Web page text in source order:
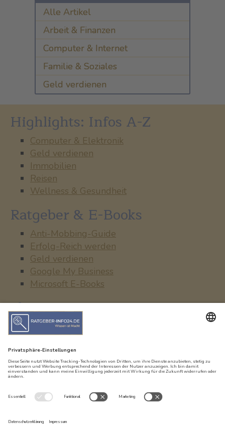
Alle Artikel
Arbeit & Finanzen
Computer & Internet
Familie & Soziales
Geld verdienen
Highlights: Infos A-Z
Computer & Elektronik
Geld verdienen
Immobilien
Reisen
Wellness & Gesundheit
Ratgeber & E-Books
Anti-Mobbing-Guide
Erfolg-Reich werden
Geld verdienen
Google My Business
Microsoft E-Books
Shopping-Tipps
Bücher, Musik & Videos
Elektronik, Handy & PC
Immobilien
Online-Games
Web-Hosting
Shop-Links
AGB